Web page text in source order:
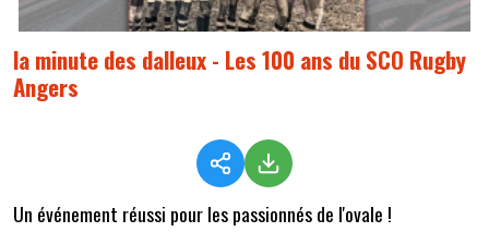
la minute des dalleux - Les 100 ans du SCO Rugby
Angers
Un événement réussi pour les passionnés de l'ovale !